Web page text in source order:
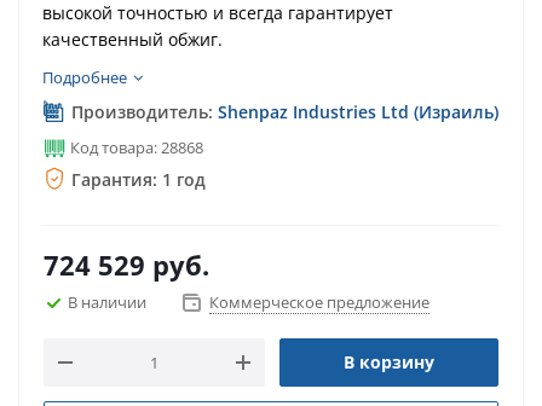
высокой точностью и всегда гарантирует
качественный обжиг.
Подробнее
Производитель: Shenpaz Industries Ltd (Израиль)
Код товара: 28868
Гарантия: 1 год
724 529 руб.
В наличии Коммерческое предложение
В корзину